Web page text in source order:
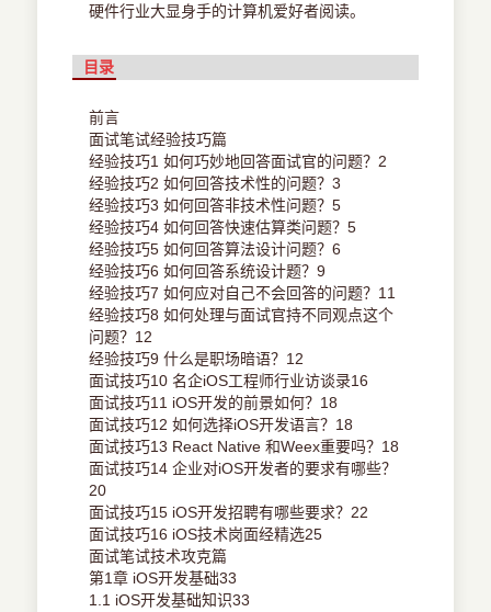
硬件行业大显身手的计算机爱好者阅读。
目录
前言
面试笔试经验技巧篇
经验技巧1 如何巧妙地回答面试官的问题？2
经验技巧2 如何回答技术性的问题？3
经验技巧3 如何回答非技术性问题？5
经验技巧4 如何回答快速估算类问题？5
经验技巧5 如何回答算法设计问题？6
经验技巧6 如何回答系统设计题？9
经验技巧7 如何应对自己不会回答的问题？11
经验技巧8 如何处理与面试官持不同观点这个
问题？12
经验技巧9 什么是职场暗语？12
面试技巧10 名企iOS工程师行业访谈录16
面试技巧11 iOS开发的前景如何？18
面试技巧12 如何选择iOS开发语言？18
面试技巧13 React Native 和Weex重要吗？18
面试技巧14 企业对iOS开发者的要求有哪些？
20
面试技巧15 iOS开发招聘有哪些要求？22
面试技巧16 iOS技术岗面经精选25
面试笔试技术攻克篇
第1章 iOS开发基础33
1.1 iOS开发基础知识33